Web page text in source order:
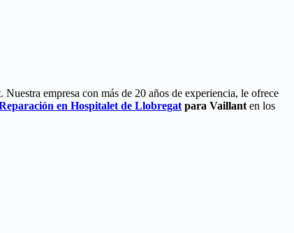
. Nuestra empresa con más de 20 años de experiencia, le ofrece
en Hospitalet de Llobregat para Vaillant en los